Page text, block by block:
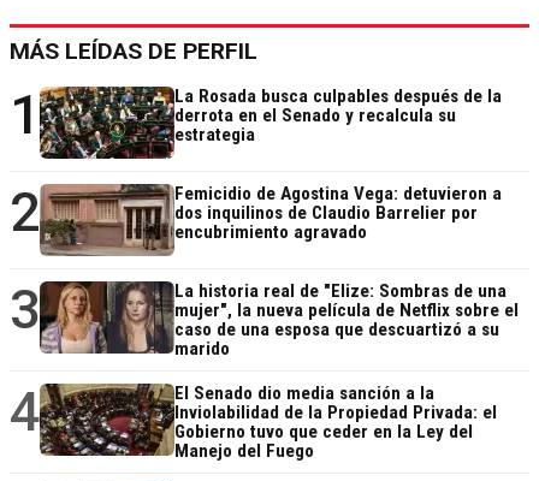
MÁS LEÍDAS DE PERFIL
1
La Rosada busca culpables después de la
derrota en el Senado y recalcula su
estrategia
2
Femicidio de Agostina Vega: detuvieron a
dos inquilinos de Claudio Barrelier por
encubrimiento agravado
3
La historia real de "Elize: Sombras de una
mujer", la nueva película de Netflix sobre el
caso de una esposa que descuartizó a su
marido
4
El Senado dio media sanción a la
Inviolabilidad de la Propiedad Privada: el
Gobierno tuvo que ceder en la Ley del
Manejo del Fuego